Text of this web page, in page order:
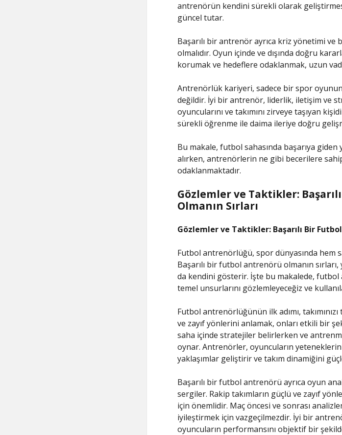
antrenörün kendini sürekli olarak
güncel tutar.
Başarılı bir antrenör ayrıca kriz yönetimi ve
olmalıdır. Oyun içinde ve dışında doğru
korumak ve hedeflere odaklanmak, uzun
Antrenörlük kariyeri, sadece bir spor
değildir. İyi bir antrenör, liderlik, iletişim ve
oyuncularını ve takımını zirveye taşıyan
sürekli öğrenme ile daima ileriye doğru
Bu makale, futbol sahasında başarıya
alırken, antrenörlerin ne gibi becerilere
odaklanmaktadır.
Gözlemler ve Taktikler:
Olmanın Sırları
Gözlemler ve Taktikler: Başarılı Bir
Futbol antrenörlüğü, spor dünyasında hem
Başarılı bir futbol antrenörü olmanın sırları,
da kendini gösterir. İşte bu makalede, futbol
temel unsurlarını gözlemleyeceğiz ve
Futbol antrenörlüğünün ilk adımı,
ve zayıf yönlerini anlamak, onları etkili bir
saha içinde stratejiler belirlerken ve
oynar. Antrenörler, oyuncuların
yaklaşımlar geliştirir ve takım dinamiğini
Başarılı bir futbol antrenörü ayrıca oyun
sergiler. Rakip takımların güçlü ve zayıf
için önemlidir. Maç öncesi ve sonrası
iyileştirmek için vazgeçilmezdir. İyi bir
oyuncuların performansını objektif bir